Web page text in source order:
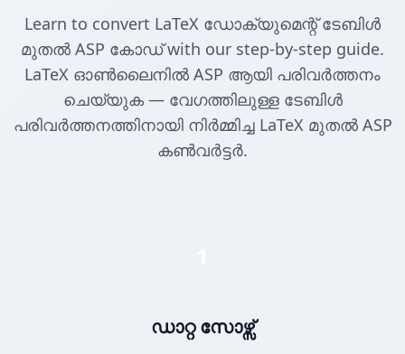
Learn to convert LaTeX ഡോക്യുമെന്റ് ടേബിൾ
മുതൽ ASP കോഡ് with our step-by-step guide.
LaTeX ഓൺലൈനിൽ ASP ആയി പരിവർത്തനം
ചെയ്യുക — വേഗത്തിലുള്ള ടേബിൾ
പരിവർത്തനത്തിനായി നിർമ്മിച്ച LaTeX മുതൽ ASP
കൺവർട്ടർ.
ഡാറ്റ സോഴ്സ്